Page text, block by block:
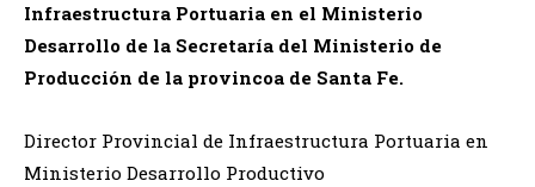
Infraestructura Portuaria en el Ministerio
Desarrollo de la Secretaría del Ministerio de
Producción de la provincoa de Santa Fe.
Director Provincial de Infraestructura Portuaria en
Ministerio Desarrollo Productivo